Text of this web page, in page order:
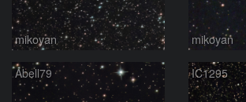
mikoyan mikoyan
Abell79 IC1295